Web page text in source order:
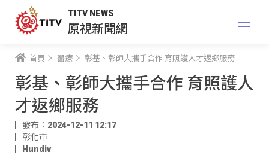
TITV NEWS
原視新聞網
首頁 醫療 彰基、彰師大攜手合作 育照護人才返鄉服務
彰基、彰師大攜手合作 育照護人
才返鄉服務
發布：2024-12-11 12:17
彰化市
Hundiv